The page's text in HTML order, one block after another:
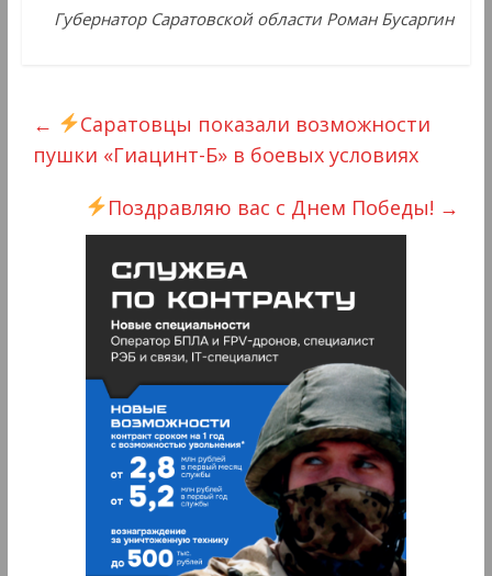
Губернатор Саратовской области Роман Бусаргин
←
Саратовцы показали возможности
пушки «Гиацинт-Б» в боевых условиях
Поздравляю вас с Днем Победы! →